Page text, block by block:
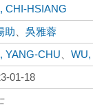
CHI-HSIANG
助 、吳雅蓉
YANG-CHU 、
01-18